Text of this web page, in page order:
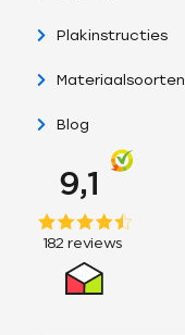
Plakinstructies
Materiaalsoorten
Blog